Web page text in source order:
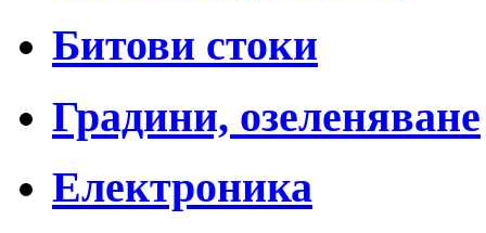
Битови стоки
Градини, озеленяване
Електроника